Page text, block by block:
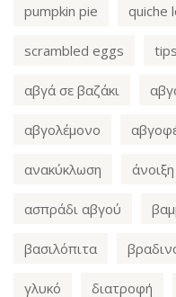
pumpkin pie quiche
scrambled eggs tips
αβγά σε βαζάκι
αβγολέμονο
ανακύκλωση άνοιξη
ασπράδι αβγού
βασιλόπιτα
γλυκό διατροφή